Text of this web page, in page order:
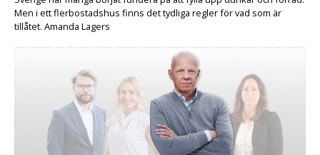
Men i ett flerbostadshus finns det tydliga regler för vad som är
tillåtet. Amanda Lagers